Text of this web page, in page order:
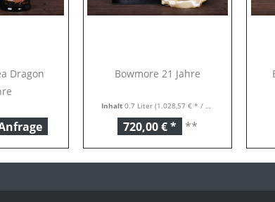
Dragon
Bowmore 21 Jahre
Inhalt 0.7 Liter (1.028,57 € * / 1 Liter)
720,00 € * **